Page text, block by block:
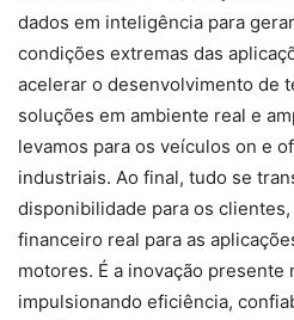
dados em inteligência para
condições extremas das
acelerar o desenvolvimento de
soluções em ambiente real e
levamos para os veículos on e
industriais. Ao final, tudo se
disponibilidade para os
financeiro real para as
motores. É a inovação presente
impulsionando eficiência,